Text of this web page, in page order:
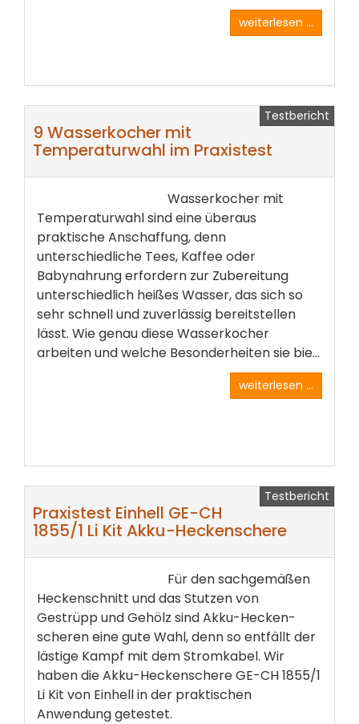
weiterlesen ...
Testbericht
9 Wasserkocher mit
Temperaturwahl im Praxistest
Wasserkocher mit
Temperaturwahl sind eine überaus
praktische­ Anschaffung, denn
unterschiedliche Tees, Kaffee oder
Babynahrung erfordern zur Zubereitung
unterschiedlich­ heißes Wasser, das sich so
sehr schnell und zuverlässig bereitstellen
lässt. Wie genau diese­ Wasser­kocher
arbeiten und welche Besonderheiten sie bie...
weiterlesen ...
Testbericht
Praxistest Einhell GE-CH
1855/1 Li Kit Akku-Heckenschere
Für den sachgemäßen
Heckenschnitt und das Stutzen von
Gestrüpp und Gehölz sind Akku-Hecken­
scheren eine gute Wahl, denn so entfällt der
lästige Kampf mit dem Stromkabel. Wir
haben die Akku-Heckenschere­ GE-CH 1855/1
Li Kit von Einhell in der praktischen
Anwendung­ getestet.